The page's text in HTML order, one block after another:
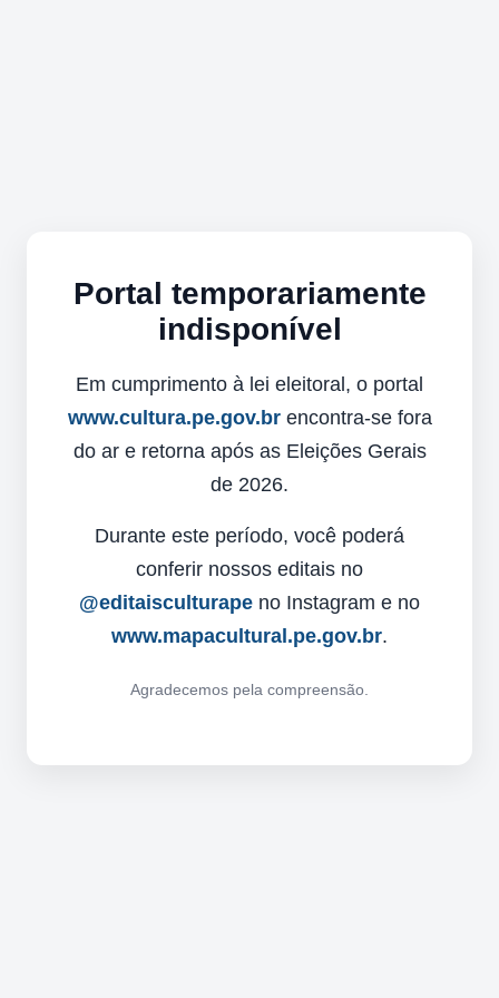
Portal temporariamente
indisponível
Em cumprimento à lei eleitoral, o portal
www.cultura.pe.gov.brencontra-se fora
do ar e retorna após as Eleições Gerais
de 2026.
Durante este período, você poderá
conferir nossos editais no
@editaisculturape no Instagram e no
www.mapacultural.pe.gov.br.
Agradecemos pela compreensão.